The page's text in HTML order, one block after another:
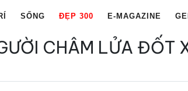
SỐNG ĐẸP 300 E-MAGAZINE
CHÂM LỬA ĐỐT